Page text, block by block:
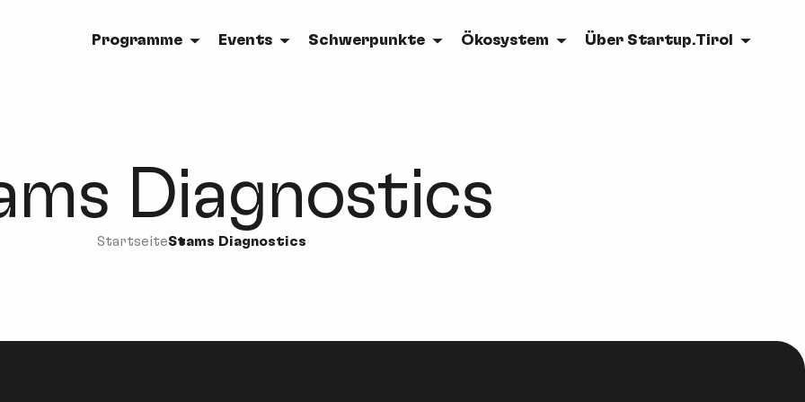
Programme Events Schwerpunkte Ökosystem Über Startup.Tirol
Diagnostics
StartseiteStams Diagnostics